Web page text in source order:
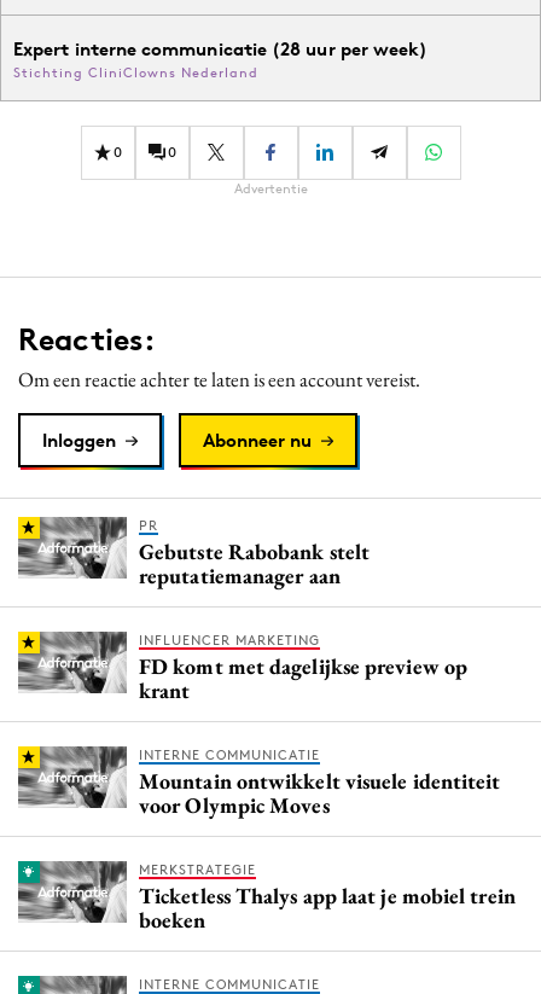
Expert interne communicatie (28 uur per week)
Stichting CliniClowns Nederland
0 0
Advertentie
Reacties:
Om een reactie achter te laten is een account vereist.
Inloggen Abonneer nu
PR
Gebutste Rabobank stelt
reputatiemanager aan
INFLUENCER MARKETING
FD komt met dagelijkse preview op
krant
INTERNE COMMUNICATIE
Mountain ontwikkelt visuele identiteit
voor Olympic Moves
MERKSTRATEGIE
Ticketless Thalys app laat je mobiel trein
boeken
INTERNE COMMUNICATIE